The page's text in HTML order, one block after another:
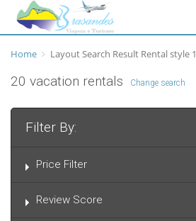
Home Layout Search Result Rental style 1
20 vacation rentals Change search
Filter By:
Price Filter
Review Score